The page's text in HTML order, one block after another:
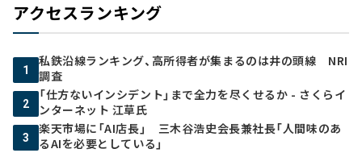
アクセスランキング
1
私鉄沿線ランキング、高所得者が集まるのは井の頭線 NRI
調査
2
「仕方ないインシデント」まで全力を尽くせるか - さくらイ
ンターネット 江草氏
3
楽天市場に「AI店長」 三木谷浩史会長兼社長「人間味のあ
るAIを必要としている」